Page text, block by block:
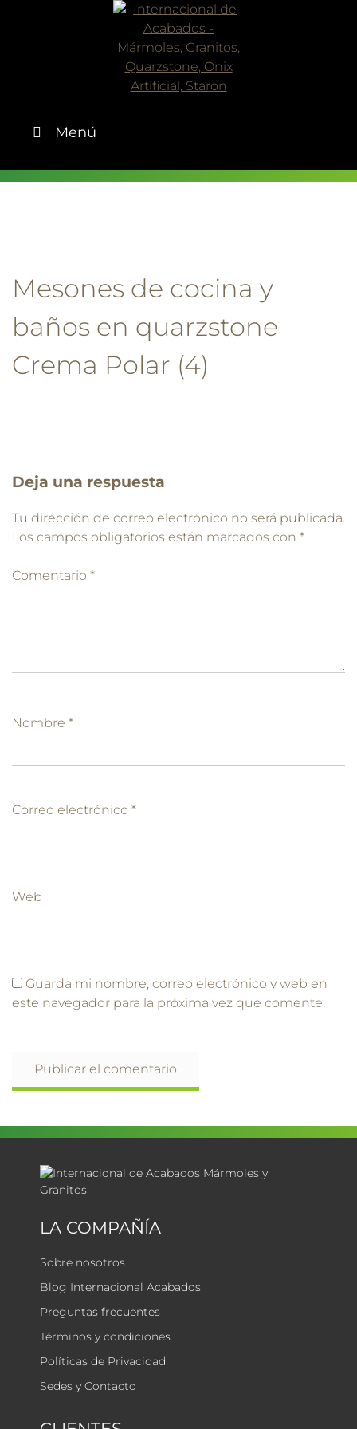
Menú
Mesones de cocina y
baños en quarzstone
Crema Polar (4)
Deja una respuesta
Tu dirección de correo electrónico no será publicada.
Los campos obligatorios están marcados con *
Comentario *
Nombre *
Correo electrónico *
Web
Guarda mi nombre, correo electrónico y web en
este navegador para la próxima vez que comente.
LA COMPAÑÍA
Sobre nosotros
Blog Internacional Acabados
Preguntas frecuentes
Términos y condiciones
Políticas de Privacidad
Sedes y Contacto